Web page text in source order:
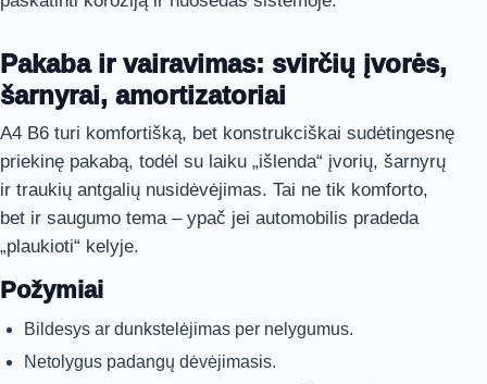
Pakaba ir vairavimas: svirčių įvorės,
šarnyrai, amortizatoriai
A4 B6 turi komfortišką, bet konstrukciškai sudėtingesnę
priekinę pakabą, todėl su laiku „išlenda“ įvorių, šarnyrų
ir traukių antgalių nusidėvėjimas. Tai ne tik komforto,
bet ir saugumo tema – ypač jei automobilis pradeda
„plaukioti“ kelyje.
Požymiai
Bildesys ar dunkstelėjimas per nelygumus.
Netolygus padangų dėvėjimasis.